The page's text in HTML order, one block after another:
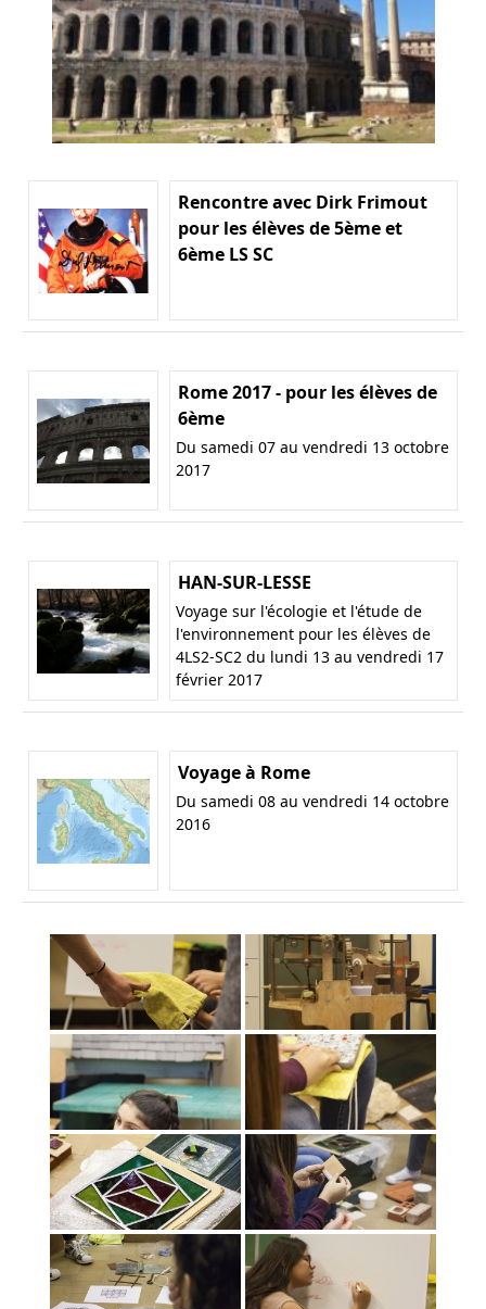
Rencontre avec Dirk Frimout
pour les élèves de 5ème et
6ème LS SC
Rome 2017 - pour les élèves de
6ème
Du samedi 07 au vendredi 13 octobre
2017
HAN-SUR-LESSE
Voyage sur l'écologie et l'étude de
l'environnement pour les élèves de
4LS2-SC2 du lundi 13 au vendredi 17
février 2017
Voyage à Rome
Du samedi 08 au vendredi 14 octobre
2016